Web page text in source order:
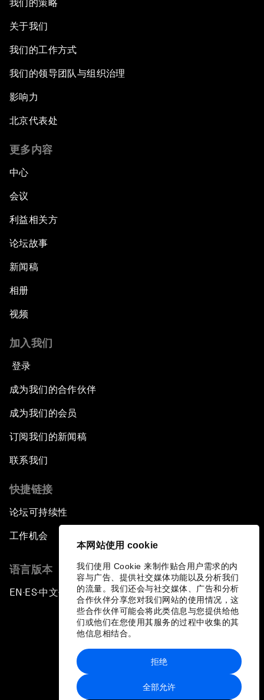
本网站使用 cookie
我们使用 Cookie 来制作贴合用户需求的内
容与广告、提供社交媒体功能以及分析我们
的流量。我们还会与社交媒体、广告和分析
合作伙伴分享您对我们网站的使用情况，这
些合作伙伴可能会将此类信息与您提供给他
们或他们在您使用其服务的过程中收集的其
他信息相结合。
全部允许
拒绝
我们的策略
关于我们
我们的工作方式
我们的领导团队与组织治理
影响力
北京代表处
更多内容
中心
会议
利益相关方
论坛故事
新闻稿
相册
视频
加入我们
登录
成为我们的合作伙伴
成为我们的会员
订阅我们的新闻稿
联系我们
快捷链接
论坛可持续性
工作机会
语言版本
EN ▪ ES▪中文▪ 日本語
站点地图